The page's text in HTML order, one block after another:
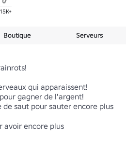
15K+
Boutique Serveurs
qui apparaissent!
gagner de l'argent!
de saut pour sauter encore plus
encore plus